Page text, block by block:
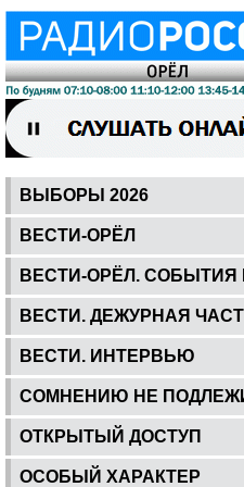
ВЫБОРЫ 2026
ВЕСТИ-ОРЁЛ
ВЕСТИ-ОРЁЛ. СОБЫТИЯ
ВЕСТИ. ДЕЖУРНАЯ
ВЕСТИ. ИНТЕРВЬЮ
СОМНЕНИЮ НЕ
ОТКРЫТЫЙ ДОСТУП
ОСОБЫЙ ХАРАКТЕР